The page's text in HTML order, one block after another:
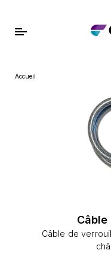
Accueil
Câble de